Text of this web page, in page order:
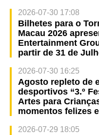
2026-07-30 17:08
Bilhetes para o
Macau 2026
Entertainment
partir de 31 de
2026-07-30 16:25
Agosto repleto de
desportivos “3.º
Artes para
momentos felizes
2026-07-29 18:05